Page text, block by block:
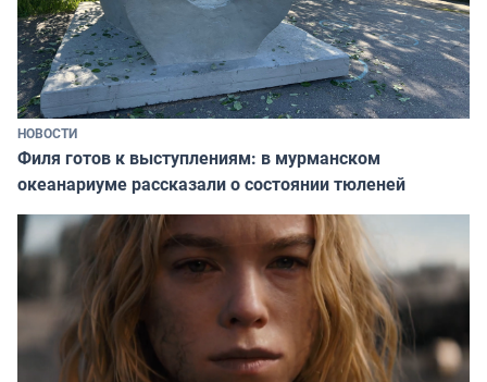
НОВОСТИ
Филя готов к выступлениям: в мурманском
океанариуме рассказали о состоянии тюленей